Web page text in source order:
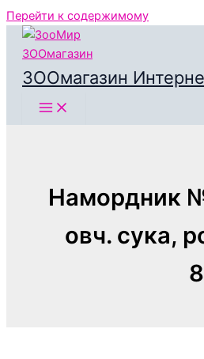
Перейти к содержимому
ЗООмагазин
Намордник
овч. сука,